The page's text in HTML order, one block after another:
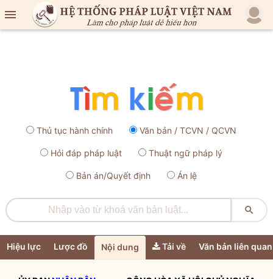

Thủ tục hành chính Văn bản / TCVN / QCVN
Hỏi đáp pháp luật Thuật ngữ pháp lý
Bản án/Quyết định Án lệ

Hiệu lực Lược đồ Nội dung Tải về Văn bản liên quan